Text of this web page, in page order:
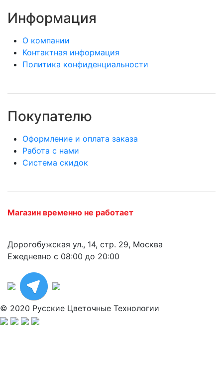
Информация
О компании
Контактная информация
Политика конфиденциальности
Покупателю
Оформление и оплата заказа
Работа с нами
Система скидок
Магазин временно не работает
Дорогобужская ул., 14, стр. 29, Москва
Ежедневно с 08:00 до 20:00
© 2020 Русские Цветочные Технологии